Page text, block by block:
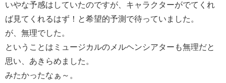
いやな予感はしていたのですが、キャラクターがでてくれ
ば見てくれるはず！と希望的予測で待っていました。
が、無理でした。
ということはミュージカルのメルヘンシアターも無理だと
思い、あきらめました。
みたかったなぁ～。